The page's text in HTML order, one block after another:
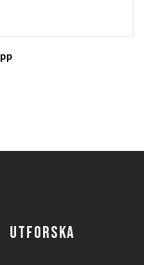
varukorg
UTFORSKA